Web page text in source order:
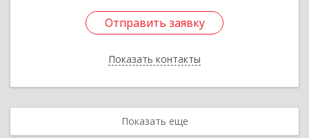
Отправить заявку
Показать контакты
Отправить заявку
Назад
Показать еще